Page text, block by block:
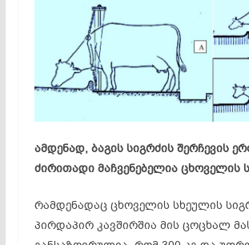
ამდენად, ბაგის სიგრძის შერჩევის
ძირითადი მაჩვენებელია ცხოველის
რამდენადაც ცხოველის სხეულის
პირდაპირ კავშირშია მის ცოცხალ